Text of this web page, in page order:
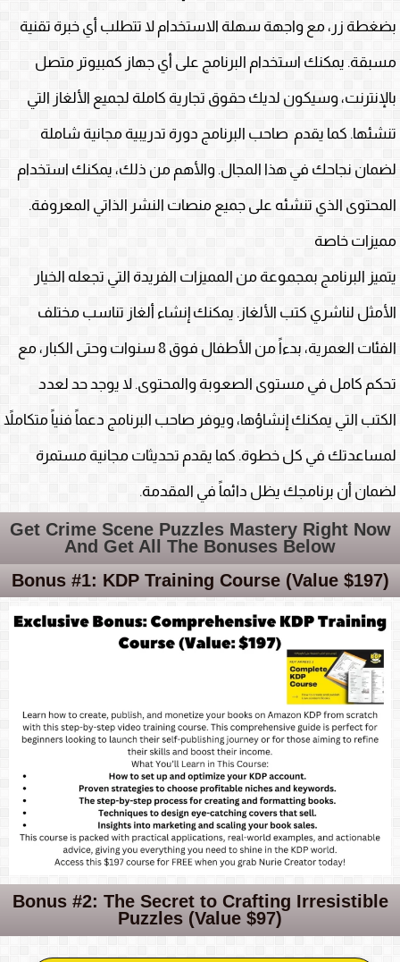
بضغطة زر، مع واجهة سهلة الاستخدام لا تتطلب أي خبرة تقنية
مسبقة. يمكنك استخدام البرنامج على أي جهاز كمبيوتر متصل
بالإنترنت، وسيكون لديك حقوق تجارية كاملة لجميع الألغاز التي
تنشئها. كما يقدم صاحب البرنامج دورة تدريبية مجانية شاملة
لضمان نجاحك في هذا المجال. والأهم من ذلك، يمكنك استخدام
المحتوى الذي تنشئه على جميع منصات النشر الذاتي المعروفة.
مميزات خاصة
يتميز البرنامج بمجموعة من المميزات الفريدة التي تجعله الخيار
الأمثل لناشري كتب الألغاز. يمكنك إنشاء ألغاز تناسب مختلف
الفئات العمرية، بدءاً من الأطفال فوق 8 سنوات وحتى الكبار، مع
تحكم كامل في مستوى الصعوبة والمحتوى. لا يوجد حد لعدد
الكتب التي يمكنك إنشاؤها، ويوفر صاحب البرنامج دعماً فنياً متكاملاً
لمساعدتك في كل خطوة. كما يقدم تحديثات مجانية مستمرة
لضمان أن برنامجك يظل دائماً في المقدمة.
Get Crime Scene Puzzles Mastery Right Now
And Get All The Bonuses Below
Bonus #1: KDP Training Course (Value $197)
Bonus #2: The Secret to Crafting Irresistible
Puzzles (Value $97)